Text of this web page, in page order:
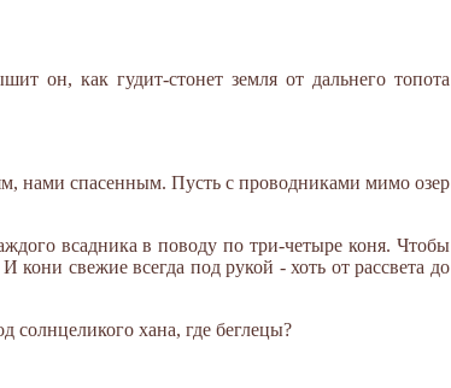
он, как гудит-стонет земля от дальнего топота
нами спасенным. Пусть с проводниками мимо озер
всадника в поводу по три-четыре коня. Чтобы
кони свежие всегда под рукой - хоть от рассвета до
солнцеликого хана, где беглецы?